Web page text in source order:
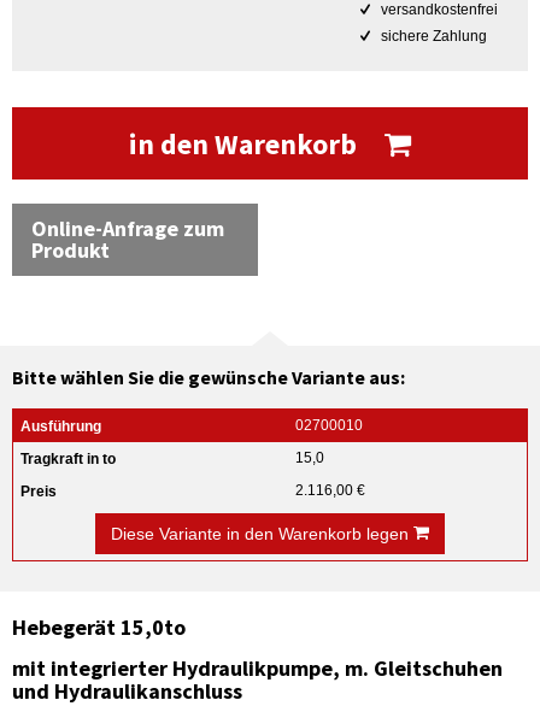
versandkostenfrei
sichere Zahlung
in den Warenkorb
Online-Anfrage zum
Produkt
Bitte wählen Sie die gewünsche Variante aus:
02700010
15,0
2.116,00 €
Diese Variante in den Warenkorb legen
Hebegerät 15,0to
mit integrierter Hydraulikpumpe, m. Gleitschuhen
und Hydraulikanschluss